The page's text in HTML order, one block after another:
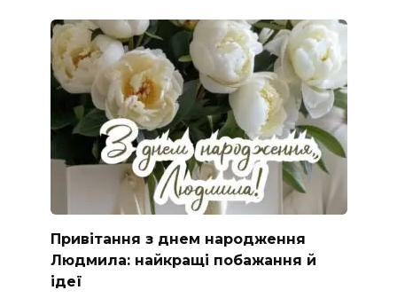
Привітання з днем народження
Людмила: найкращі побажання й
ідеї